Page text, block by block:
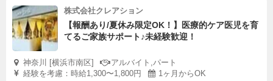
株式会社クレアション
【報酬あり/夏休み限定OK！】医療的ケア医児を育
てるご家族サポート♪未経験歓迎！
神奈川 [横浜市南区]
アルバイト,パート
経験を考慮：時給1,300〜1,800円
1ヶ月からOK